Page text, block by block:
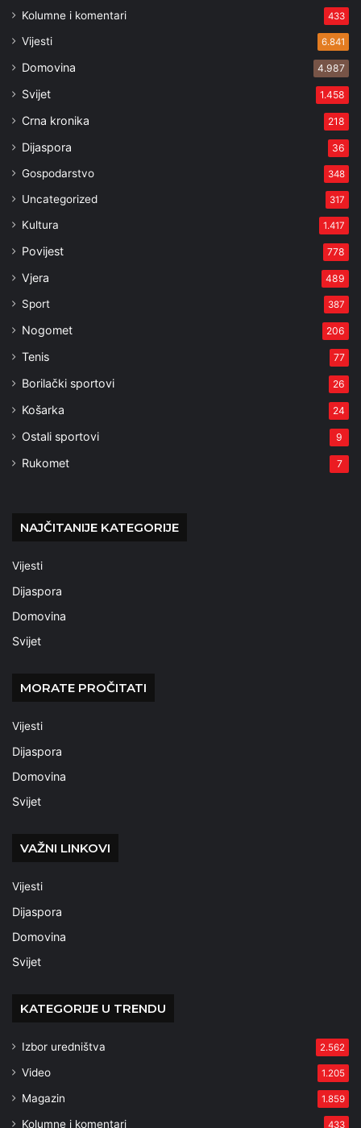
Kolumne i komentari 433
Vijesti 6.841
Domovina 4.987
Svijet 1.458
Crna kronika 218
Dijaspora 36
Gospodarstvo 348
Uncategorized 317
Kultura 1.417
Povijest 778
Vjera 489
Sport 387
Nogomet 206
Tenis 77
Borilački sportovi 26
Košarka 24
Ostali sportovi 9
Rukomet 7
NAJČITANIJE KATEGORIJE
Vijesti
Dijaspora
Domovina
Svijet
MORATE PROČITATI
Vijesti
Dijaspora
Domovina
Svijet
VAŽNI LINKOVI
Vijesti
Dijaspora
Domovina
Svijet
KATEGORIJE U TRENDU
Izbor uredništva 2.562
Video 1.205
Magazin 1.859
Kolumne i komentari 433